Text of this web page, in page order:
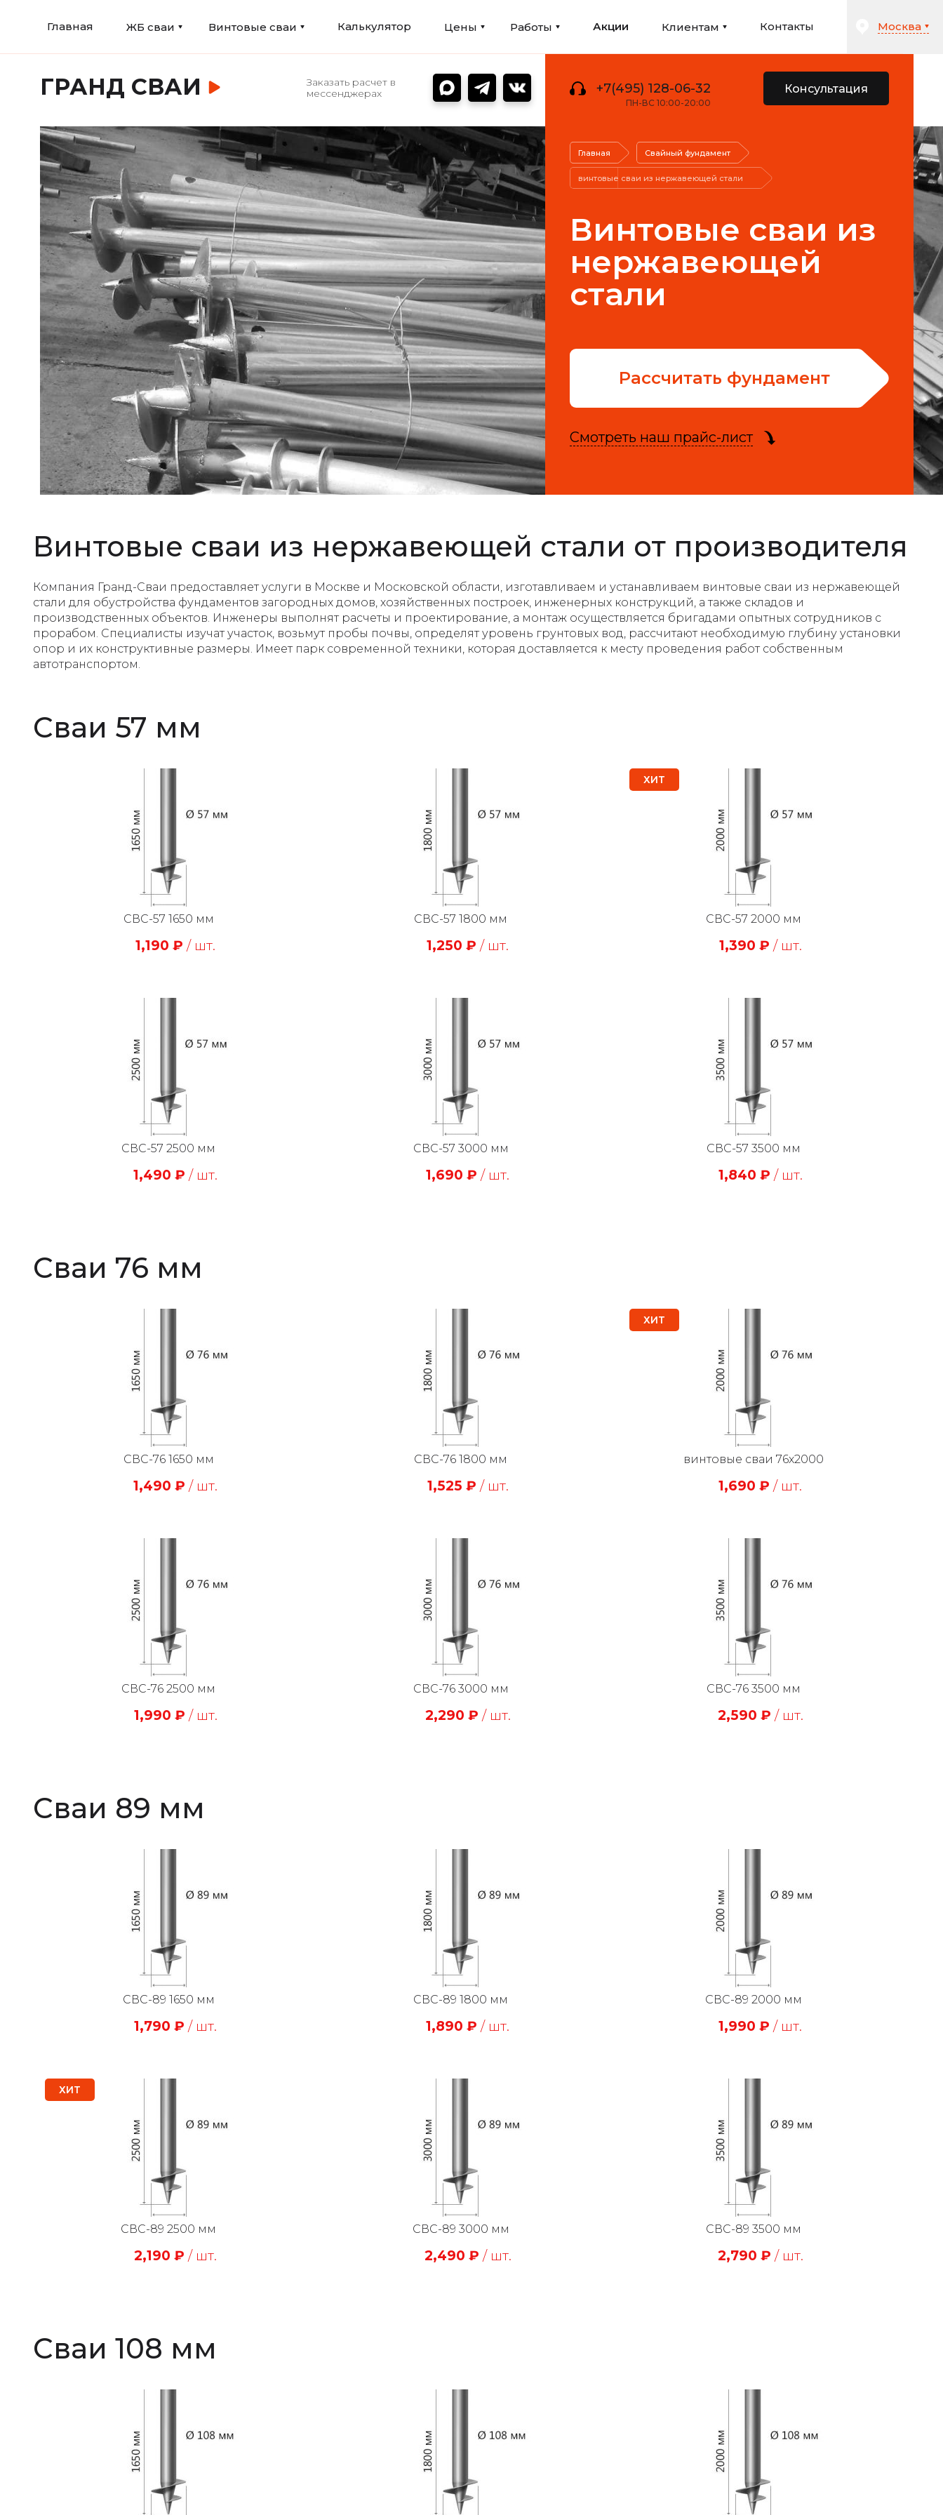
Главная ЖБ сваи Винтовые сваи Калькулятор Цены Работы Акции Клиентам Контакты Москва
ГРАНД СВАИ
Заказать расчет в
мессенджерах
+7(495) 128-06-32
ПН-ВС 10:00-20:00
Консультация
Главная Свайный фундамент
винтовые сваи из нержавеющей стали
Винтовые сваи из
нержавеющей
стали
Рассчитать фундамент
Смотреть наш прайс-лист
Винтовые сваи из нержавеющей стали от производителя
Компания Гранд-Сваи предоставляет услуги в Москве и Московской области, изготавливаем и устанавливаем винтовые сваи из нержавеющей
стали для обустройства фундаментов загородных домов, хозяйственных построек, инженерных конструкций, а также складов и
производственных объектов. Инженеры выполнят расчеты и проектирование, а монтаж осуществляется бригадами опытных сотрудников с
прорабом. Специалисты изучат участок, возьмут пробы почвы, определят уровень грунтовых вод, рассчитают необходимую глубину установки
опор и их конструктивные размеры. Имеет парк современной техники, которая доставляется к месту проведения работ собственным
автотранспортом.
Сваи 57 мм
СВС-57 1650 мм
1,190 ₽ / шт.
СВС-57 1800 мм
1,250 ₽ / шт.
ХИТ
СВС-57 2000 мм
1,390 ₽ / шт.
СВС-57 2500 мм
1,490 ₽ / шт.
СВС-57 3000 мм
1,690 ₽ / шт.
СВС-57 3500 мм
1,840 ₽ / шт.
Сваи 76 мм
СВС-76 1650 мм
1,490 ₽ / шт.
СВС-76 1800 мм
1,525 ₽ / шт.
ХИТ
винтовые сваи 76х2000
1,690 ₽ / шт.
СВС-76 2500 мм
1,990 ₽ / шт.
СВС-76 3000 мм
2,290 ₽ / шт.
СВС-76 3500 мм
2,590 ₽ / шт.
Сваи 89 мм
СВС-89 1650 мм
1,790 ₽ / шт.
СВС-89 1800 мм
1,890 ₽ / шт.
СВС-89 2000 мм
1,990 ₽ / шт.
ХИТ
СВС-89 2500 мм
2,190 ₽ / шт.
СВС-89 3000 мм
2,490 ₽ / шт.
СВС-89 3500 мм
2,790 ₽ / шт.
Сваи 108 мм